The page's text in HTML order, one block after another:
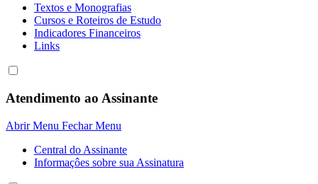
Textos e Monografias
Cursos e Roteiros de Estudo
Indicadores Financeiros
Links
Atendimento ao Assinante
Abrir Menu Fechar Menu
Central do Assinante
Informaçôes sobre sua Assinatura